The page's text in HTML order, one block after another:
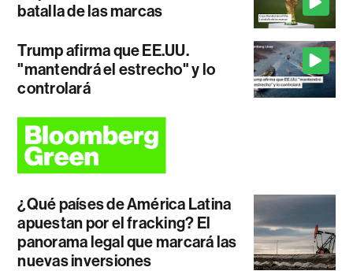
batalla de las marcas
Trump afirma que EE.UU.
"mantendrá el estrecho" y lo
controlará
¿Qué países de América Latina
apuestan por el fracking? El
panorama legal que marcará las
nuevas inversiones